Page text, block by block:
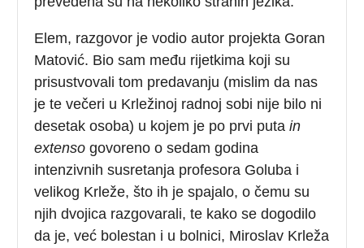
Elem, razgovor je vodio autor projekta Goran
Matović. Bio sam među rijetkima koji su
prisustvovali tom predavanju (mislim da nas
je te večeri u Krležinoj radnoj sobi nije bilo ni
desetak osoba) u kojem je po prvi putain
extenso govoreno o sedam godina
intenzivnih susretanja profesora Goluba i
velikog Krleže, što ih je spajalo, o čemu su
njih dvojica razgovarali, te kako se dogodilo
da je, već bolestan i u bolnici, Miroslav Krleža